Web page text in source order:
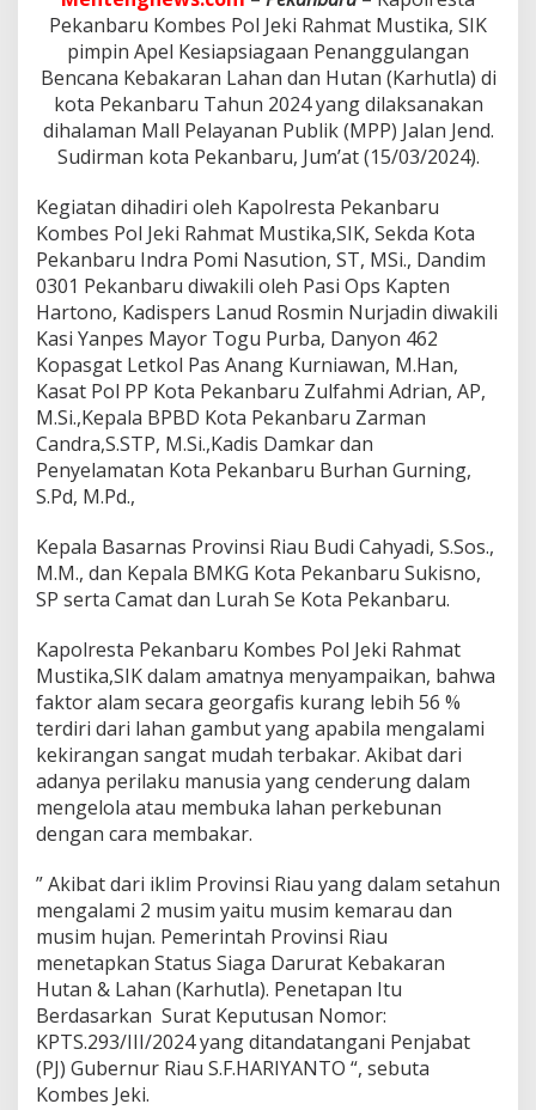
n
A
p
e
l
K
e
i
a
p
s
i
a
g
a
a
n
P
e
n
a
g
u
l
a
g
a
B
e
n
c
a
n
a
a
r
h
u
t
l
a
T
a
h
Pekanbaru Kombes Pol Jeki Rahmat Mustika, SIK
pimpin Apel Kesiapsiagaan Penanggulangan
Bencana Kebakaran Lahan dan Hutan (Karhutla) di
kota Pekanbaru Tahun 2024 yang dilaksanakan
dihalaman Mall Pelayanan Publik (MPP) Jalan Jend.
Sudirman kota Pekanbaru, Jum’at (15/03/2024).
Kegiatan dihadiri oleh Kapolresta Pekanbaru
Kombes Pol Jeki Rahmat Mustika,SIK, Sekda Kota
Pekanbaru Indra Pomi Nasution, ST, MSi., Dandim
0301 Pekanbaru diwakili oleh Pasi Ops Kapten
Hartono, Kadispers Lanud Rosmin Nurjadin diwakili
Kasi Yanpes Mayor Togu Purba, Danyon 462
Kopasgat Letkol Pas Anang Kurniawan, M.Han,
Kasat Pol PP Kota Pekanbaru Zulfahmi Adrian, AP,
M.Si.,Kepala BPBD Kota Pekanbaru Zarman
Candra,S.STP, M.Si.,Kadis Damkar dan
Penyelamatan Kota Pekanbaru Burhan Gurning,
S.Pd, M.Pd.,
Kepala Basarnas Provinsi Riau Budi Cahyadi, S.Sos.,
M.M., dan Kepala BMKG Kota Pekanbaru Sukisno,
SP serta Camat dan Lurah Se Kota Pekanbaru.
Kapolresta Pekanbaru Kombes Pol Jeki Rahmat
Mustika,SIK dalam amatnya menyampaikan, bahwa
faktor alam secara georgafis kurang lebih 56 %
terdiri dari lahan gambut yang apabila mengalami
kekirangan sangat mudah terbakar. Akibat dari
adanya perilaku manusia yang cenderung dalam
mengelola atau membuka lahan perkebunan
dengan cara membakar.
” Akibat dari iklim Provinsi Riau yang dalam setahun
mengalami 2 musim yaitu musim kemarau dan
musim hujan. Pemerintah Provinsi Riau
menetapkan Status Siaga Darurat Kebakaran
Hutan & Lahan (Karhutla). Penetapan Itu
Berdasarkan Surat Keputusan Nomor:
KPTS.293/III/2024 yang ditandatangani Penjabat
(PJ) Gubernur Riau S.F.HARIYANTO “, sebuta
Kombes Jeki.